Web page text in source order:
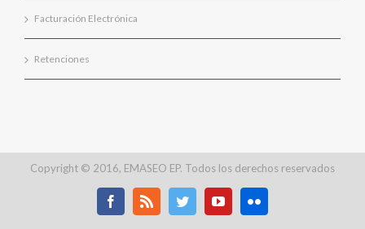
Facturación Electrónica
Retenciones
Copyright © 2016, EMASEO EP. Todos los derechos reservados
Facebook TwitterYoutubeFlickr